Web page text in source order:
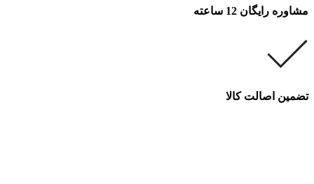
مشاوره رایگان 12 ساعته
تضمین اصالت کالا